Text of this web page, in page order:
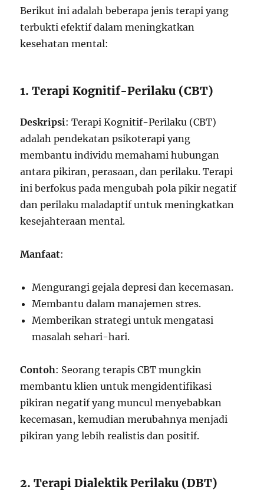
Berikut ini adalah beberapa jenis terapi yang
terbukti efektif dalam meningkatkan
kesehatan mental:
1. Terapi Kognitif-Perilaku (CBT)
Deskripsi: Terapi Kognitif-Perilaku (CBT)
adalah pendekatan psikoterapi yang
membantu individu memahami hubungan
antara pikiran, perasaan, dan perilaku. Terapi
ini berfokus pada mengubah pola pikir negatif
dan perilaku maladaptif untuk meningkatkan
kesejahteraan mental.
Manfaat:
Mengurangi gejala depresi dan kecemasan.
Membantu dalam manajemen stres.
Memberikan strategi untuk mengatasi
masalah sehari-hari.
Contoh: Seorang terapis CBT mungkin
membantu klien untuk mengidentifikasi
pikiran negatif yang muncul menyebabkan
kecemasan, kemudian merubahnya menjadi
pikiran yang lebih realistis dan positif.
2. Terapi Dialektik Perilaku (DBT)